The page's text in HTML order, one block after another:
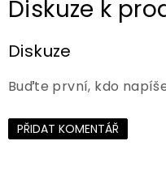
Diskuze
Buďte první, kdo
PŘIDAT KOMENTÁŘ